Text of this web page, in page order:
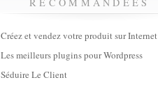
Créez et vendez votre produit sur Internet
Les meilleurs plugins pour Wordpress
Séduire Le Client